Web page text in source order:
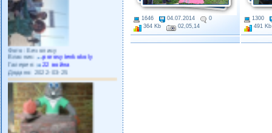
Фото: Без опису
Власник:
porosytenkokoly
Галерея:
22 война
Додано: 2022-03-25
1646 04.07.2014
0
364 Kb
02,05,14
1300
491